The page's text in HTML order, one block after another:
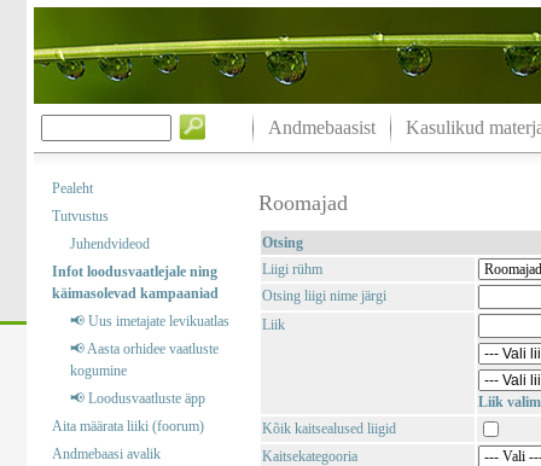
Andmebaasist Kasulikud
Pealeht
Tutvustus
Juhendvideod
Infot loodusvaatlejale ning
käimasolevad kampaaniad
📢 Uus imetajate levikuatlas
📢 Aasta orhidee vaatluste
kogumine
📢 Loodusvaatluste äpp
Aita määrata liiki (foorum)
Andmebaasi avalik
Roomajad
Otsing
Liigi rühm
Otsing liigi nime järgi
Liik
Liik
Kõik kaitsealused liigid
Kaitsekategooria